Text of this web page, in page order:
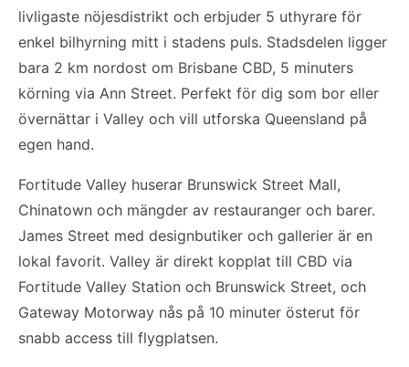
livligaste nöjesdistrikt och erbjuder 5 uthyrare för
enkel bilhyrning mitt i stadens puls. Stadsdelen ligger
bara 2 km nordost om Brisbane CBD, 5 minuters
körning via Ann Street. Perfekt för dig som bor eller
övernättar i Valley och vill utforska Queensland på
egen hand.
Fortitude Valley huserar Brunswick Street Mall,
Chinatown och mängder av restauranger och barer.
James Street med designbutiker och gallerier är en
lokal favorit. Valley är direkt kopplat till CBD via
Fortitude Valley Station och Brunswick Street, och
Gateway Motorway nås på 10 minuter österut för
snabb access till flygplatsen.